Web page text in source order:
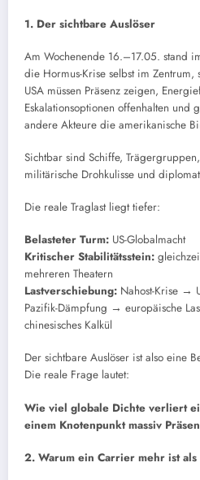
1. Der sichtbare Auslöser
Am Wochenende 16.–17.05. stand
die Hormus-Krise selbst im
USA müssen Präsenz zeigen,
Eskalationsoptionen offenhalten und
andere Akteure die amerikanische
Sichtbar sind Schiffe,
militärische Drohkulisse und
Die reale Traglast liegt tiefer:
Belasteter Turm: US-Globalmacht
Kritischer Stabilitätsstein:
mehreren Theatern
Lastverschiebung: Nahost-Krise →
Pazifik-Dämpfung → europäische
chinesisches Kalkül
Der sichtbare Auslöser ist also eine
Die reale Frage lautet:
Wie viel globale Dichte verliert
einem Knotenpunkt massiv
2. Warum ein Carrier mehr ist